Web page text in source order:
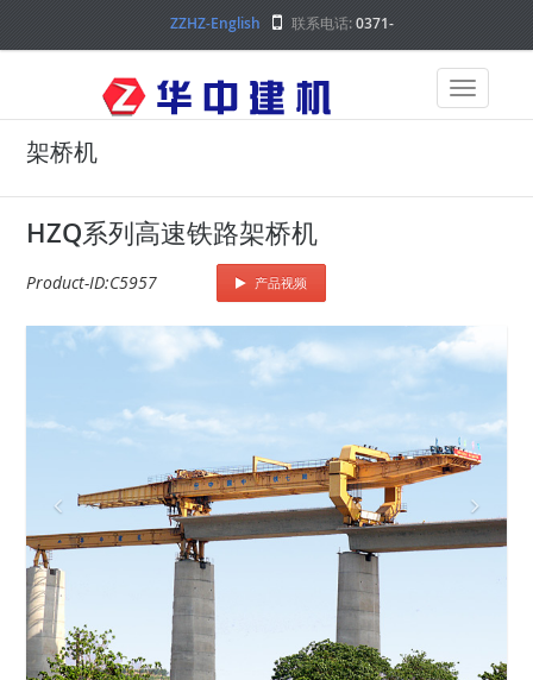
ZZHZ-English 联系电话:0371-
架桥机
HZQ系列高速铁路架桥机
Product-ID:C5957 产品视频